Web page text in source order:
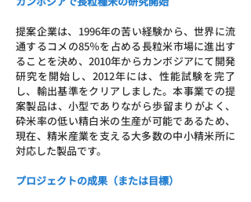
提案企業は、1996年の苦い経験から、世界に流
通するコメの85％を占める長粒米市場に進出す
ることを決め、2010年からカンボジアにて開発
研究を開始し、2012年には、性能試験を完了
し、輸出基準をクリアしました。本事業での提
案製品は、小型でありながら歩留まりがよく、
砕米率の低い精白米の生産が可能であるため、
現在、精米産業を支える大多数の中小精米所に
対応した製品です。
プロジェクトの成果（または目標）